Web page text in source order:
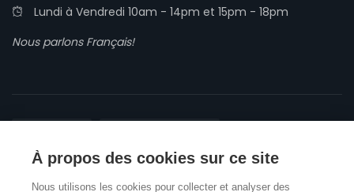
Lundi à Vendredi 10am - 14pm et 15pm - 18pm
Nous parlons Français!
Conditions générales
À propos des cookies sur ce site
Nous utilisons les cookies pour collecter et analyser des